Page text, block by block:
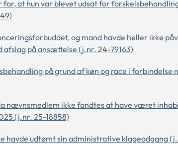
at hun var blevet udsat for
og mand havde heller ikke
på ansættelse (j.nr. 24-79163)
på grund af køn og race i forbindelse
nævnsmedlem ikke fandtes at have været
(j.nr. 25-18858)
havde udtømt sin administrative klageadgang